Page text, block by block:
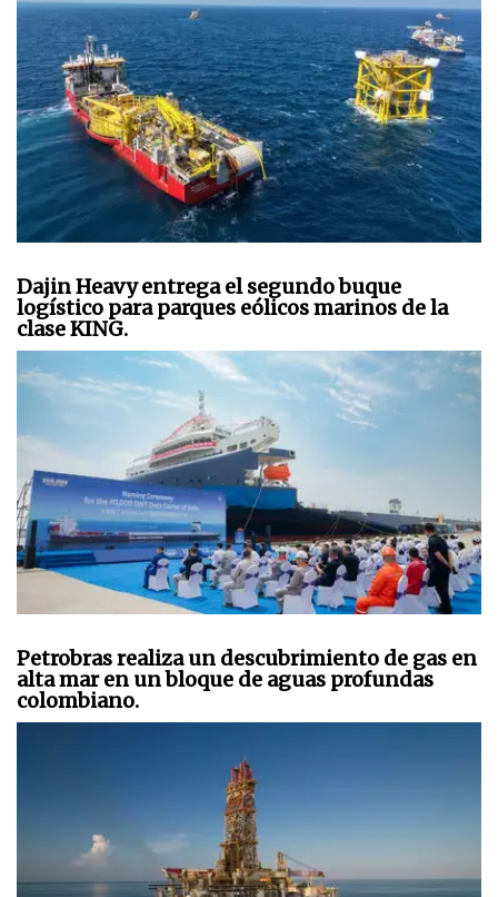
Dajin Heavy entrega el segundo buque
logístico para parques eólicos marinos de la
clase KING.
Petrobras realiza un descubrimiento de gas en
alta mar en un bloque de aguas profundas
colombiano.